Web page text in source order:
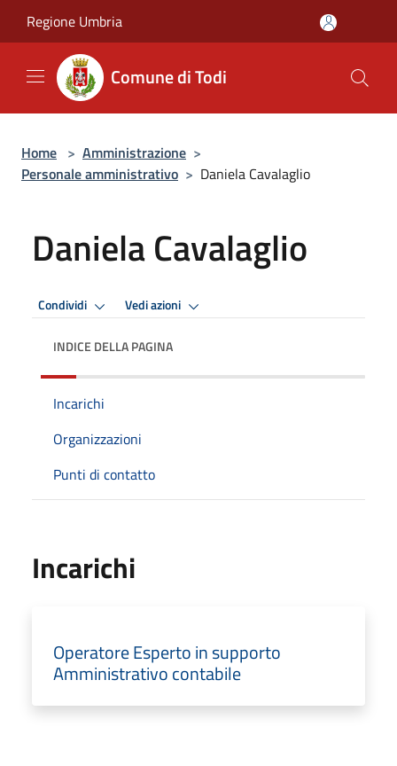
Regione Umbria
Comune di Todi
Home > Amministrazione >
Personale amministrativo > Daniela Cavalaglio
Daniela Cavalaglio
Condividi Vedi azioni
INDICE DELLA PAGINA
Incarichi
Organizzazioni
Punti di contatto
Incarichi
Operatore Esperto in supporto
Amministrativo contabile